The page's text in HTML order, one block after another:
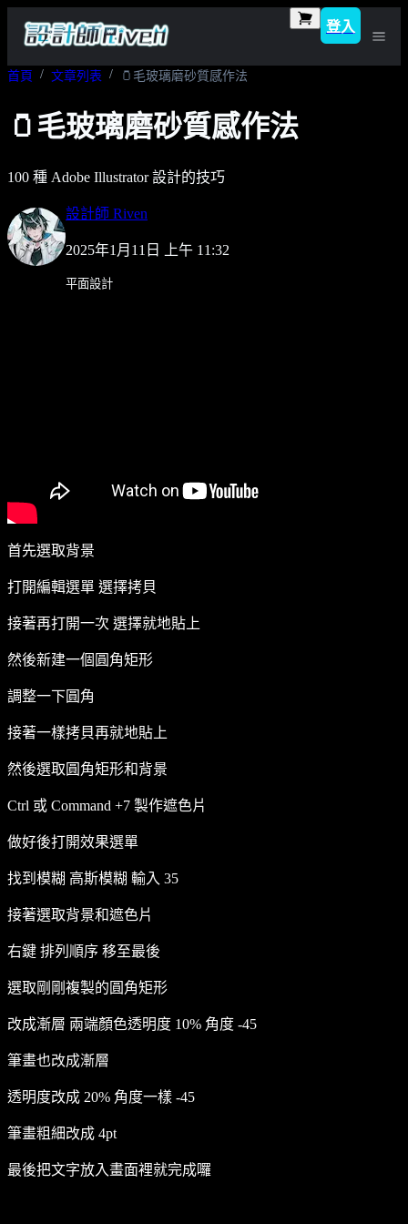
登入
首頁 文章列表 🫙毛玻璃磨砂質感作法
🫙毛玻璃磨砂質感作法
100 種 Adobe Illustrator 設計的技巧
設計師 Riven
2025年1月11日 上午 11:32
平面設計
首先選取背景
打開編輯選單 選擇拷貝
接著再打開一次 選擇就地貼上
然後新建一個圓角矩形
調整一下圓角
接著一樣拷貝再就地貼上
然後選取圓角矩形和背景
Ctrl 或 Command +7 製作遮色片
做好後打開效果選單
找到模糊 高斯模糊 輸入 35
接著選取背景和遮色片
右鍵 排列順序 移至最後
選取剛剛複製的圓角矩形
改成漸層 兩端顏色透明度 10% 角度 -45
筆畫也改成漸層
透明度改成 20% 角度一樣 -45
筆畫粗細改成 4pt
最後把文字放入畫面裡就完成囉